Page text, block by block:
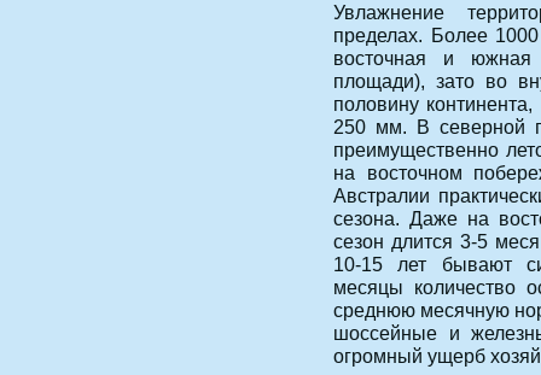
Увлажнение
пределах. Более
восточная и
площади), зато во
половину
250 мм. В северной
преимущественно
на восточном
Австралии
сезона. Даже на
сезон длится 3-5
10-15 лет бывают
месяцы количество
среднюю месячную
шоссейные и
огромный ущерб